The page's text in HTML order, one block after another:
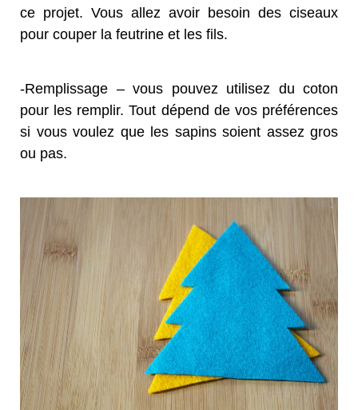
ce projet. Vous allez avoir besoin des ciseaux
pour couper la feutrine et les fils.
-Remplissage – vous pouvez utilisez du coton
pour les remplir. Tout dépend de vos préférences
si vous voulez que les sapins soient assez gros
ou pas.